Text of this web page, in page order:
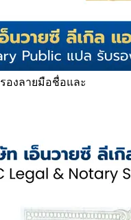
องลายมือชื่อและ